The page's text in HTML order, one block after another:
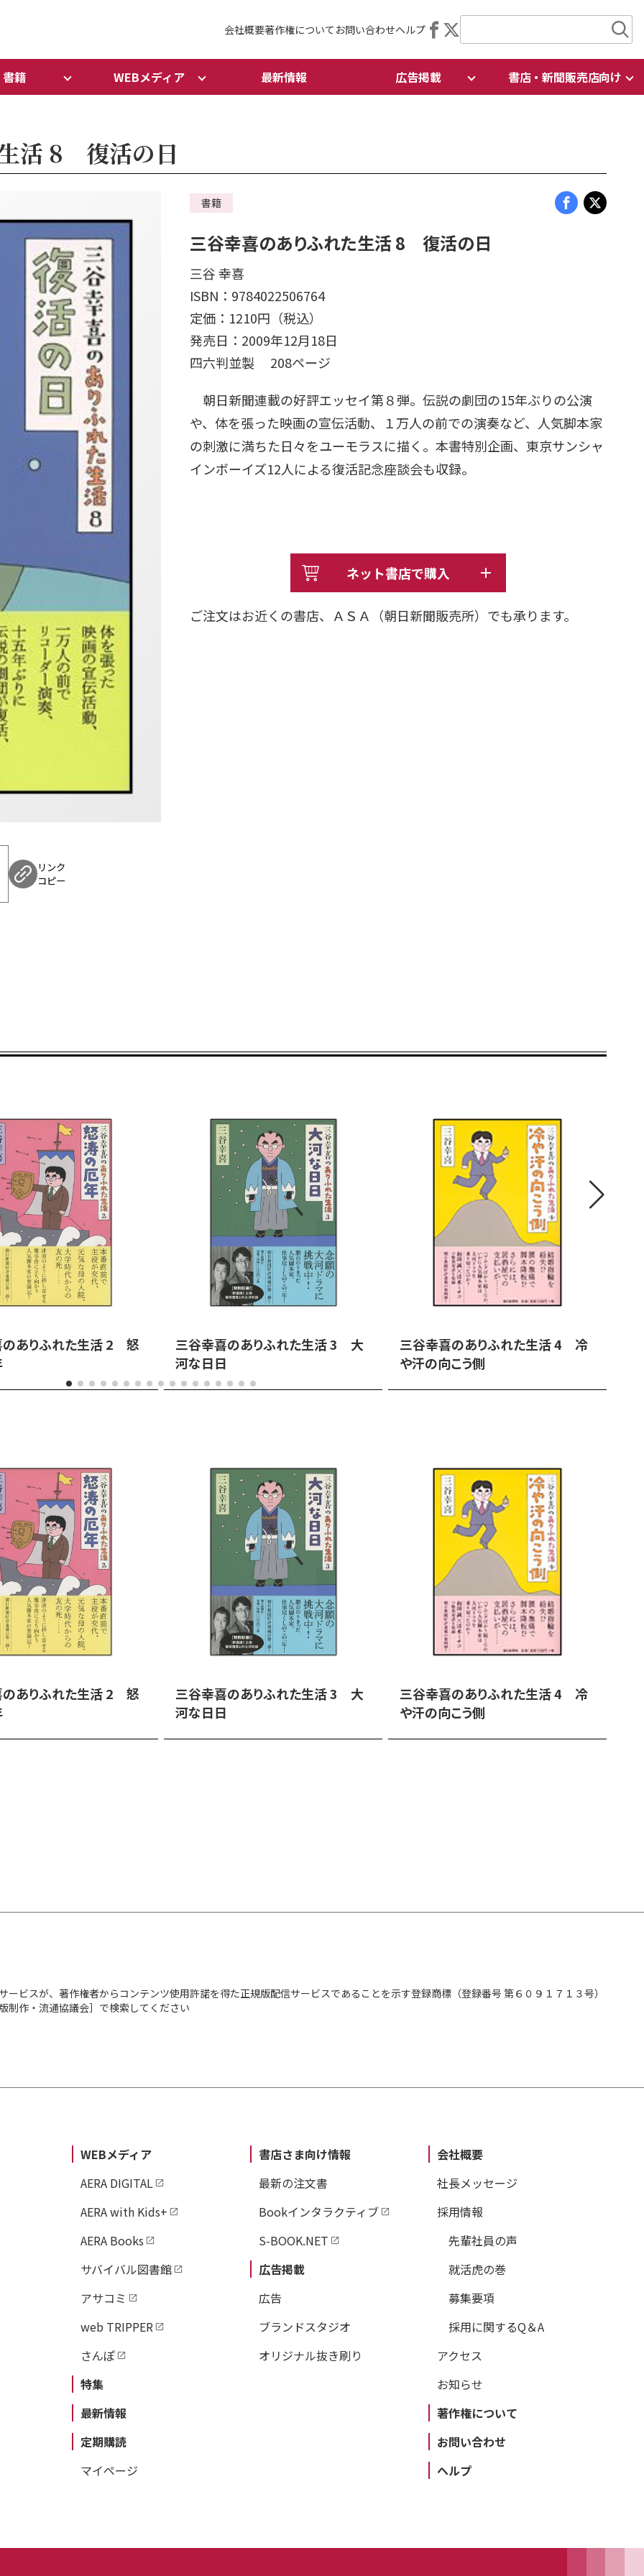
会社概要著作権について お問い合わせヘルプ
書籍 WEBメディア 最新情報 広告掲載 書店・新聞販売店向け
活 8 復活の日
リンク
コピー
書籍
三谷幸喜のありふれた生活 8 復活の日
三谷 幸喜
ISBN：9784022506764
定価：1210円（税込）
発売日：2009年12月18日
四六判並製 208ページ
朝日新聞連載の好評エッセイ第８弾。伝説の劇団の15年ぶりの公演
や、体を張った映画の宣伝活動、１万人の前での演奏など、人気脚本家
の刺激に満ちた日々をユーモラスに描く。本書特別企画、東京サンシャ
インボーイズ12人による復活記念座談会も収録。
ネット書店で購入
ご注文はお近くの書店、ＡＳＡ（朝日新聞販売所）でも承ります。
ありふれた生活 2 怒
三谷幸喜のありふれた生活 3 大
河な日日
三谷幸喜のありふれた生活 4 冷
や汗の向こう側
ありふれた生活 2 怒
三谷幸喜のありふれた生活 3 大
河な日日
三谷幸喜のありふれた生活 4 冷
や汗の向こう側
ビスが、著作権者からコンテンツ使用許諾を得た正規版配信サービスであることを示す登録商標（登録番号 第６０９１７１３号）
制作・流通協議会］で検索してください
WEBメディア
AERA DIGITAL
AERA with Kids+
AERA Books
サバイバル図書館
アサコミ
web TRIPPER
さんぽ
特集
最新情報
定期購読
マイページ
書店さま向け情報
最新の注文書
Bookインタラクティブ
S-BOOK.NET
広告掲載
広告
ブランドスタジオ
オリジナル抜き刷り
会社概要
社長メッセージ
採用情報
先輩社員の声
就活虎の巻
募集要項
採用に関するQ＆A
アクセス
お知らせ
著作権について
お問い合わせ
ヘルプ